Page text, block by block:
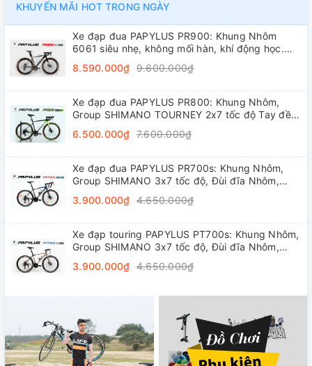
KHUYẾN MÃI HOT TRONG NGÀY
Xe đạp đua PAPYLUS PR900: Khung Nhôm
6061 siêu nhẹ, không mối hàn, khí động học.
trục rỗng, líp thả
8.590.000₫ 9.600.000₫
Xe đạp đua PAPYLUS PR800: Khung Nhôm,
Group SHIMANO TOURNEY 2x7 tốc độ Tay đề
700x28C
6.500.000₫ 7.600.000₫
Xe đạp đua PAPYLUS PR700s: Khung Nhôm,
Group SHIMANO 3x7 tốc độ, Đùi đĩa Nhôm,
3.900.000₫ 4.650.000₫
Xe đạp touring PAPYLUS PT700s: Khung Nhôm,
Group SHIMANO 3x7 tốc độ, Đùi đĩa Nhôm,
3.900.000₫ 4.650.000₫